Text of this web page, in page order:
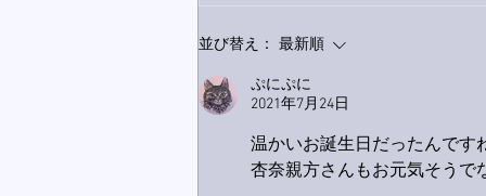
家レコーディング無事終了。
並び替え： 最新順
ぷにぷに
2021年7月24日
温かいお誕生日だったんです
杏奈親方さんもお元気そうで